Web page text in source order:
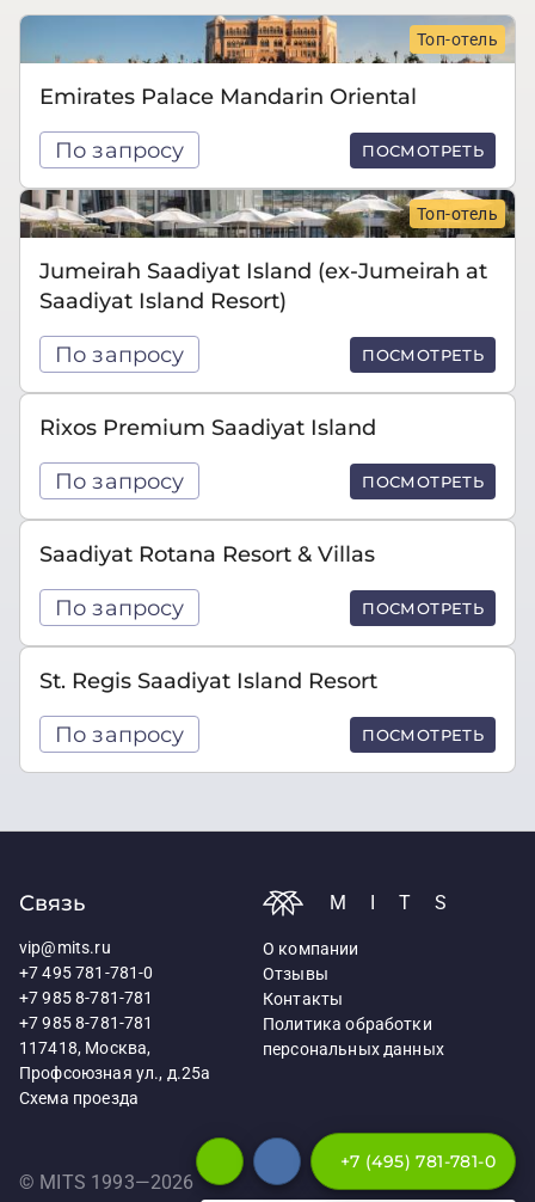
Топ-отель
Emirates Palace Mandarin Oriental
По запросу ПОСМОТРЕТЬ
Топ-отель
Jumeirah Saadiyat Island (ex-Jumeirah at
Saadiyat Island Resort)
По запросу ПОСМОТРЕТЬ
Rixos Premium Saadiyat Island
По запросу ПОСМОТРЕТЬ
Saadiyat Rotana Resort & Villas
По запросу ПОСМОТРЕТЬ
St. Regis Saadiyat Island Resort
По запросу ПОСМОТРЕТЬ
Связь
vip@mits.ru
+7 495 781-781-0
+7 985 8-781-781
+7 985 8-781-781
117418, Москва,
Профсоюзная ул., д.25а
Схема проезда
MITS
О компании
Отзывы
Контакты
Политика обработки
персональных данных
© MITS 1993—2026
+7 (495) 781-781-0